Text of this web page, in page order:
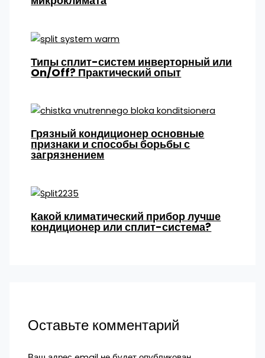
Типы сплит-систем инверторный или
On/Off? Практический опыт
Грязный кондиционер основные
признаки и способы борьбы с
загрязнением
Какой климатический прибор лучше
кондиционер или сплит-система?
Оставьте комментарий